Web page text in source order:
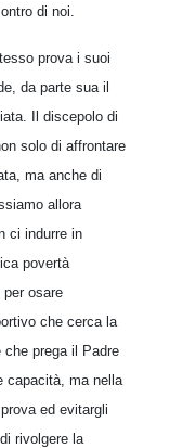
di noi.
prova i suoi
da parte sua il
Il discepolo di
solo di affrontare
ma anche di
allora
ci indurre in
povertà
per osare
che cerca la
prega il Padre
capacità, ma nella
ed evitargli
rivolgere la